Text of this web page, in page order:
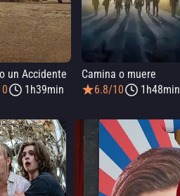
un Accidente
1h39min
Camina o muere
6.8/10
1h48min